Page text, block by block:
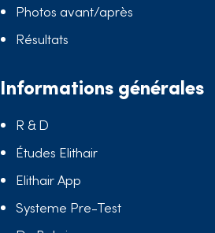
Photos avant/après
Résultats
Informations générales
R & D
Études Elithair
Elithair App
Systeme Pre-Test